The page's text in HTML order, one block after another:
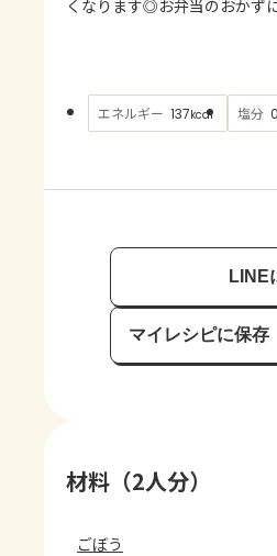
AJINOMOTO PARK とは
くなります◎お弁当のおかず
エネルギー 137kcal 塩分
LINE
マイレシピに保存
保存済み
材料（2人分）
ごぼう